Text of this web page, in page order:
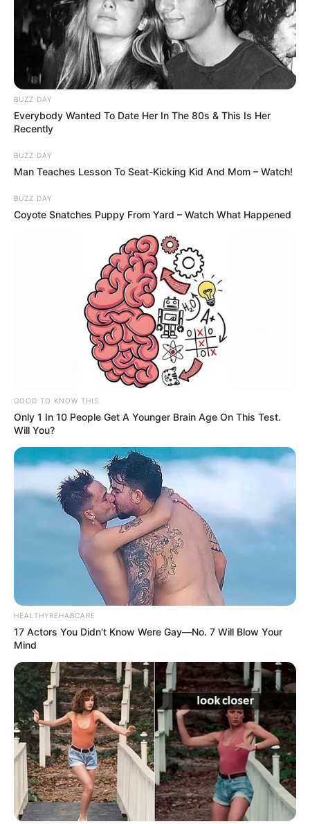
première saison en 2020. Ils sont les heureux
parents de 6 enfants et ont fait leur retour dans
l’émission en 2025 après quelques années
d’absence.
BUZZ DAY
Everybody Wanted To Date Her In The 80s & This Is Her
Recently
BUZZ DAY
Man Teaches Lesson To Seat-Kicking Kid And Mom – Watch!
BUZZ DAY
Coyote Snatches Puppy From Yard – Watch What Happened
GOOD TO KNOW THIS
Only 1 In 10 People Get A Younger Brain Age On This Test.
Will You?
HEALTHYREHABCARE
17 Actors You Didn't Know Were Gay—No. 7 Will Blow Your
Mind